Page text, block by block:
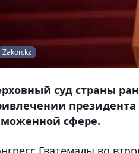
Zakon.kz
суд страны
президента
сфере.